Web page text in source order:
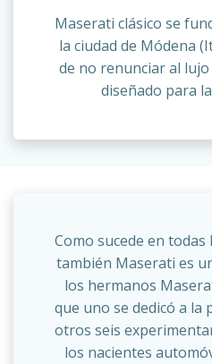
Maserati clásico se
la ciudad de Módena
de no renunciar al
diseñado para
Como sucede en
también Maserati es
los hermanos
que uno se dedicó a
otros seis
los nacientes